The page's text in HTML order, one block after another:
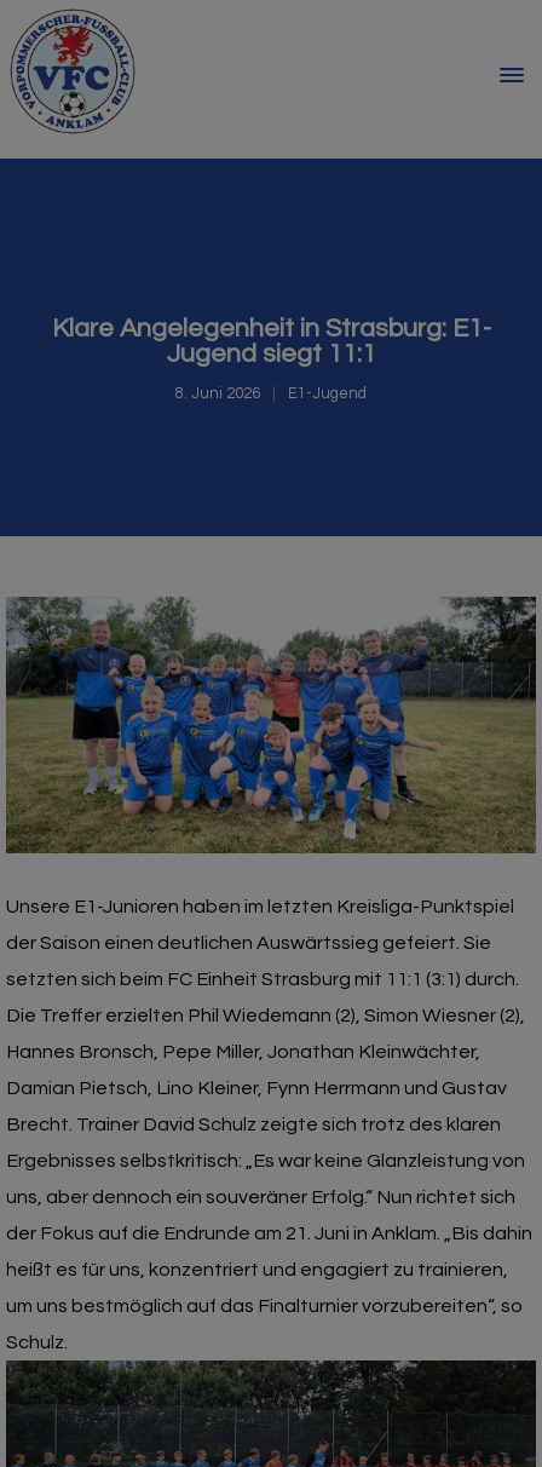
Klare Angelegenheit in Strasburg: E1-
Jugend siegt 11:1
8. Juni 2026 E1-Jugend
Unsere E1-Junioren haben im letzten Kreisliga-Punktspiel
der Saison einen deutlichen Auswärtssieg gefeiert. Sie
setzten sich beim FC Einheit Strasburg mit 11:1 (3:1) durch.
Die Treffer erzielten Phil Wiedemann (2), Simon Wiesner (2),
Hannes Bronsch, Pepe Miller, Jonathan Kleinwächter,
Damian Pietsch, Lino Kleiner, Fynn Herrmann und Gustav
Brecht. Trainer David Schulz zeigte sich trotz des klaren
Ergebnisses selbstkritisch: „Es war keine Glanzleistung von
uns, aber dennoch ein souveräner Erfolg.“ Nun richtet sich
der Fokus auf die Endrunde am 21. Juni in Anklam. „Bis dahin
heißt es für uns, konzentriert und engagiert zu trainieren,
um uns bestmöglich auf das Finalturnier vorzubereiten“, so
Schulz.